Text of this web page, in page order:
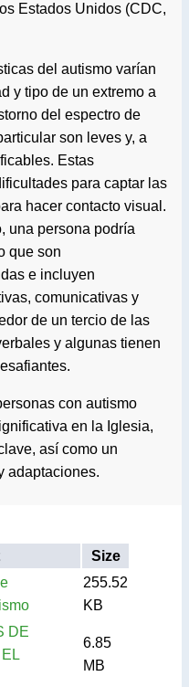
Estados Unidos (CDC,
del autismo varían
y tipo de un extremo a
del espectro de
son leves y, a
Estas
para captar las
hacer contacto visual.
una persona podría
que son
e incluyen
comunicativas y
de un tercio de las
y algunas tienen
con autismo
en la Iglesia,
así como un
adaptaciones.
Size
255.52
KB
DE
6.85
MB